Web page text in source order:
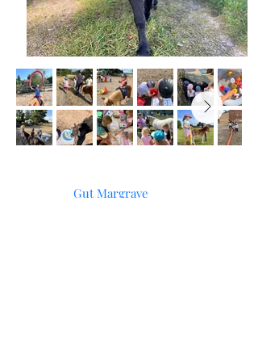
Gut Margrave